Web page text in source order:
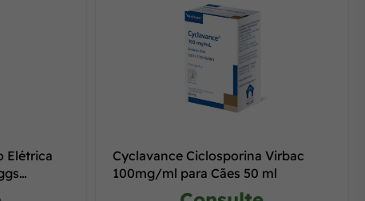
Elétrica
Cyclavance Ciclosporina Virbac
100mg/ml para Cães 50 ml